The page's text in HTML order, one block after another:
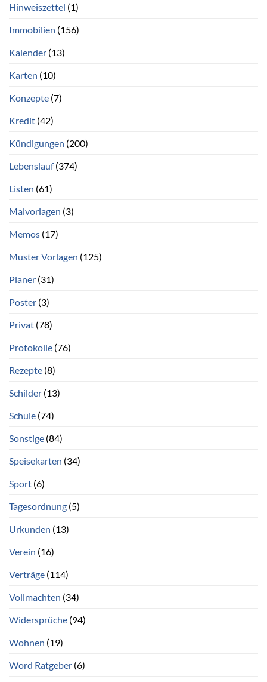
Hinweiszettel (1)
Immobilien (156)
Kalender (13)
Karten (10)
Konzepte (7)
Kredit (42)
Kündigungen (200)
Lebenslauf(374)
Listen (61)
Malvorlagen (3)
Memos (17)
Muster Vorlagen (125)
Planer (31)
Poster (3)
Privat (78)
Protokolle (76)
Rezepte (8)
Schilder (13)
Schule (74)
Sonstige (84)
Speisekarten (34)
Sport (6)
Tagesordnung (5)
Urkunden (13)
Verein (16)
Verträge (114)
Vollmachten (34)
Widersprüche (94)
Wohnen (19)
Word Ratgeber (6)